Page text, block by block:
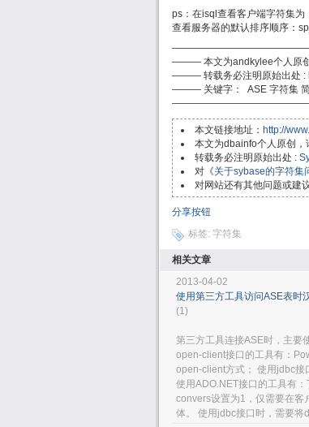
ps：在isql查看客户端字符集
查看服务器的默认排序顺序：
——— 本文为andkylee个人原创
——— 转载务必注明原始出处 :
——— 关键字： ASE 字符集
本文链接地址： http://
本文为dbainfo个人原创，
转载务必注明原始出处 :
对《关于sybase的字符集
对网站还有其他问题或建
分享按钮
标签: 字符集
相关文章
2013-04-02
使用第三方工具访问ASE表时
(1)
第三方工具连接ASE时，主要
open-client接口的工具有：
open-client方式； 使用jdbc接
使用ADO.NET接口的工具有
convers设置为1，仅需要在客
体。 使用jdbc接口时，需要